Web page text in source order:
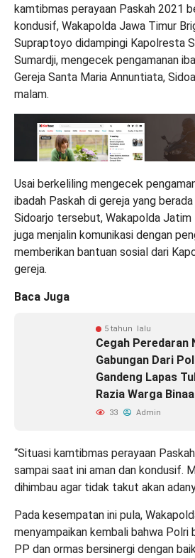
kamtibmas perayaan Paskah 2021
kondusif, Wakapolda Jawa Timur
Supraptoyo didampingi Kapolresta
Sumardji, mengecek pengamanan
Gereja Santa Maria Annuntiata,
malam.
Usai berkeliling mengecek
ibadah Paskah di gereja yang
Sidoarjo tersebut, Wakapolda Jatim
juga menjalin komunikasi dengan
memberikan bantuan sosial dari
gereja.
Baca Juga
5 tahun lalu
Cegah Peredaran
Gabungan Dari
Gandeng Lapas
Razia Warga
33 Admin
“Situasi kamtibmas perayaan
sampai saat ini aman dan kondusif.
dihimbau agar tidak takut akan
Pada kesempatan ini pula,
menyampaikan kembali bahwa Polri
PP dan ormas bersinergi dengan